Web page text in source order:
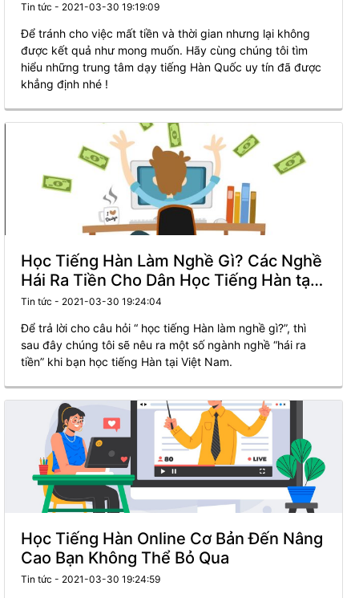
Tin tức - 2021-03-30 19:19:09
Để tránh cho việc mất tiền và thời gian nhưng lại không
được kết quả như mong muốn. Hãy cùng chúng tôi tìm
hiểu những trung tâm dạy tiếng Hàn Quốc uy tín đã được
khẳng định nhé !
Học Tiếng Hàn Làm Nghề Gì? Các Nghề
Hái Ra Tiền Cho Dân Học Tiếng Hàn tại
Việt Nam.
Tin tức - 2021-03-30 19:24:04
Để trả lời cho câu hỏi “ học tiếng Hàn làm nghề gì?”, thì
sau đây chúng tôi sẽ nêu ra một số ngành nghề “hái ra
tiền” khi bạn học tiếng Hàn tại Việt Nam.
Học Tiếng Hàn Online Cơ Bản Đến Nâng
Cao Bạn Không Thể Bỏ Qua
Tin tức - 2021-03-30 19:24:59